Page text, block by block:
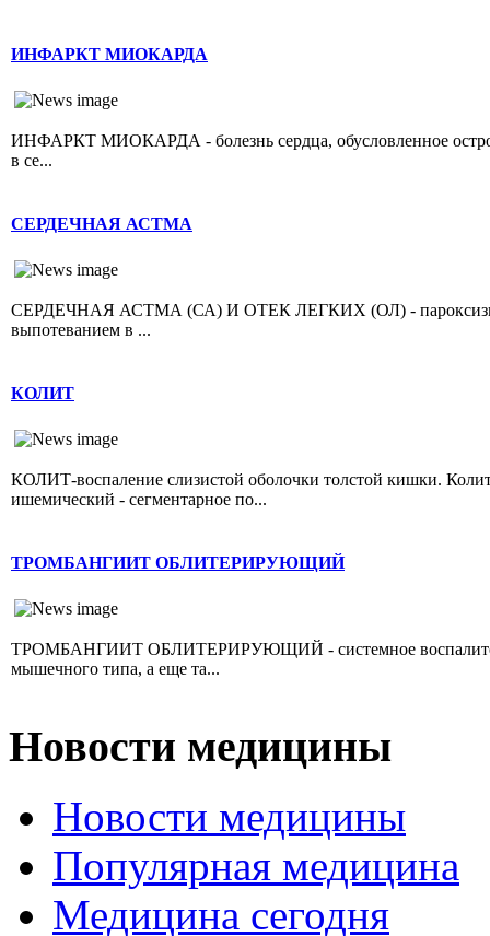
ИНФАРКТ МИОКАРДА
ИНФАРКТ МИОКАРДА - болезнь сердца, обусловленное острой
в се...
СЕРДЕЧНАЯ АСТМА
СЕРДЕЧНАЯ АСТМА (СА) И ОТЕК ЛЕГКИХ (ОЛ) -
выпотеванием в ...
КОЛИТ
КОЛИТ-воспаление слизистой оболочки толстой кишки.
ишемический - сегментарное по...
ТРОМБАНГИИТ ОБЛИТЕРИРУЮЩИЙ
ТРОМБАНГИИТ ОБЛИТЕРИРУЮЩИЙ - системное
мышечного типа, а еще та...
Новости медицины
Новости медицины
Популярная медицина
Медицина сегодня